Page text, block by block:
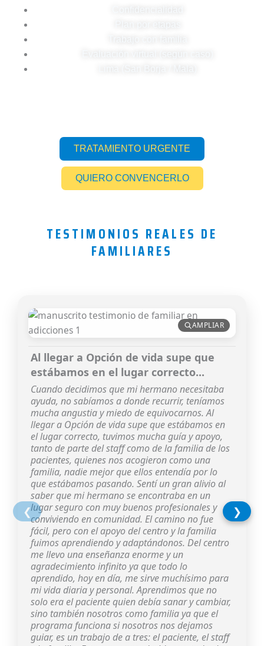
TRATAMIENTO URGENTE
QUIERO CONVENCERLO
TESTIMONIOS REALES DE
FAMILIARES
AMPLIAR
Al llegar a Opción de vida supe que
estábamos en el lugar correcto...
Cuando decidimos que mi hermano necesitaba
ayuda, no sabíamos a donde recurrir, teníamos
mucha angustia y miedo de equivocarnos. Al
llegar a Opción de vida supe que estábamos en
el lugar correcto, tuvimos mucha guía y apoyo,
tanto de parte del staff como de la familia de los
pacientes, quienes nos acogieron como una
familia, nadie mejor que ellos entendía por lo
que estábamos pasando. Sentí un gran alivio al
saber que mi hermano se encontraba en un
lugar seguro con muy buenos profesionales y
conviviendo en comunidad. El camino no fue
fácil, pero con el apoyo del centro y la familia
fuimos aprendiendo y adaptándonos. Del centro
me llevo una enseñanza enorme y un
agradecimiento infinito ya que todo lo
aprendido, hoy en día, me sirve muchísimo para
mi vida diaria y personal. Aprendimos que no
solo era el paciente quien debía sanar y cambiar,
sino también nosotros como familia ya que el
programa funciona si nosotros nos dejamos
guiar, es un trabajo de a tres: el paciente, el staff
❮ ❯